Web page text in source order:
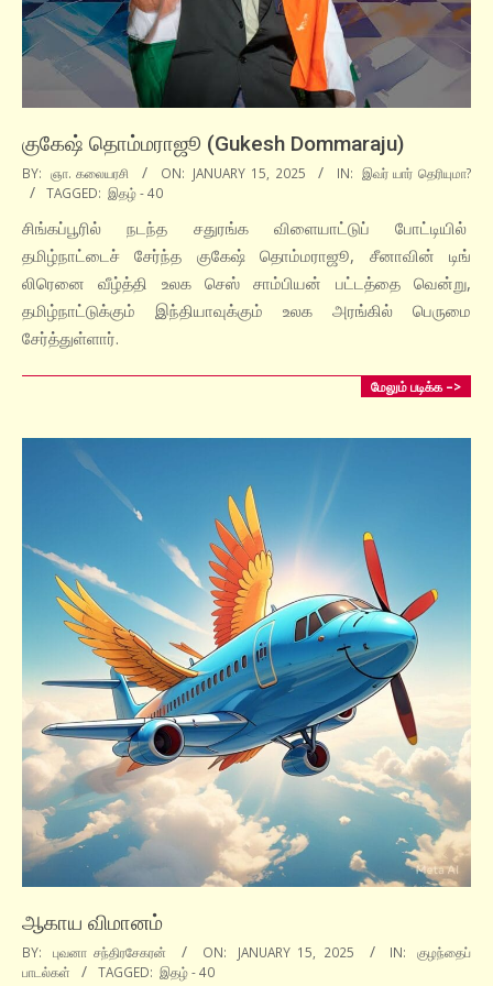
குகேஷ் தொம்மராஜூ (Gukesh Dommaraju)
2025-
01-
15
BY: ஞா. கலையரசி ON: JANUARY 15, 2025 IN: இவர் யார் தெரியுமா?
TAGGED: இதழ் - 40
சிங்கப்பூரில் நடந்த சதுரங்க விளையாட்டுப் போட்டியில்
தமிழ்நாட்டைச் சேர்ந்த குகேஷ் தொம்மராஜூ, சீனாவின் டிங்
லிரெனை வீழ்த்தி உலக செஸ் சாம்பியன் பட்டத்தை வென்று,
தமிழ்நாட்டுக்கும் இந்தியாவுக்கும் உலக அரங்கில் பெருமை
சேர்த்துள்ளார்.
மேலும் படிக்க –>
ஆகாய விமானம்
2025-
01-
BY: புவனா சந்திரசேகரன் ON: JANUARY 15, 2025 IN:
குழந்தைப்
பாடல்கள்
TAGGED: இதழ் - 40